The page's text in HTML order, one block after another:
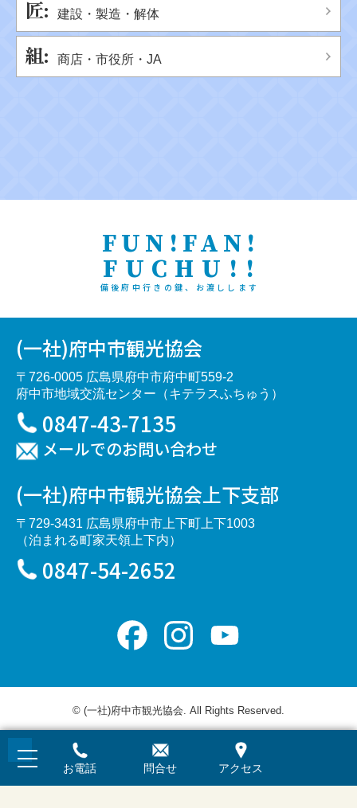
建設・製造・解体
商店・市役所・JA
FUN!FAN!
FUCHU!!
備後府中行きの鍵、お渡しします
(一社)府中市観光協会
〒726-0005 広島県府中市府中町559-2
府中市地域交流センター（キテラスふちゅう）
0847-43-7135
メールでのお問い合わせ
(一社)府中市観光協会上下支部
〒729-3431 広島県府中市上下町上下1003
（泊まれる町家天領上下内）
0847-54-2652
Facebook Instagram
© (一社)府中市観光協会. All Rights Reserved.
お電話 問合せ アクセス